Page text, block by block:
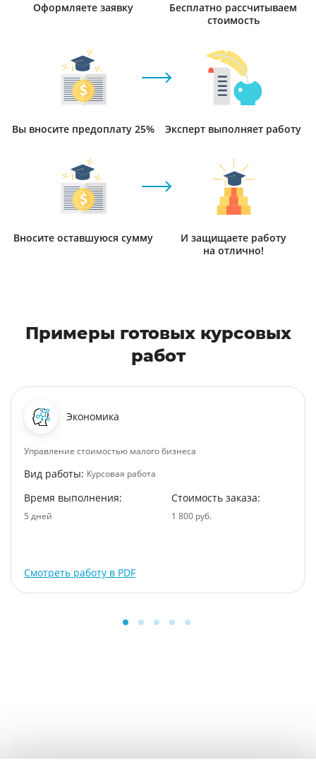
Оформляете заявку
Бесплатно рассчитываем
стоимость
Вы вносите предоплату 25% Эксперт выполняет работу
Вносите оставшуюся сумму
И защищаете работу
на отлично!
Примеры готовых курсовых
работ
Экономика
Управление стоимостью малого бизнеса
Вид работы: Курсовая работа
Время выполнения:
5 дней
Стоимость заказа:
1 800 руб.
Смотреть работу в PDF